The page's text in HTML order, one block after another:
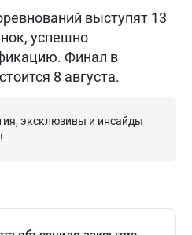
выступят 13
успешно
Финал в
8 августа.
эксклюзивы и инсайды